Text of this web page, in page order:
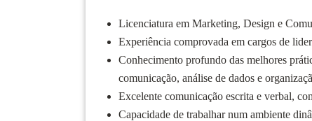
Licenciatura em Marketing, Design e
Experiência comprovada em cargos de
Conhecimento profundo das melhores
comunicação, análise de dados e
Excelente comunicação escrita e verbal,
Capacidade de trabalhar num ambiente